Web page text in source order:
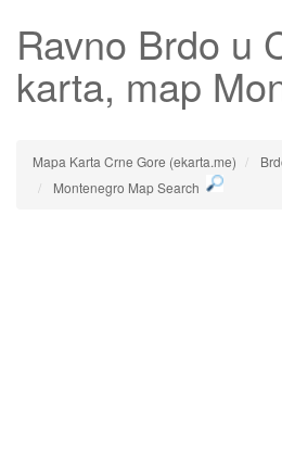
Ravno Brdo u
karta, map
Mapa Karta Crne Gore (ekarta.me)
Montenegro Map Search